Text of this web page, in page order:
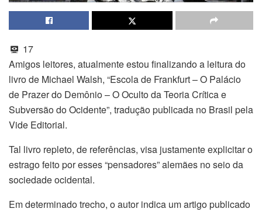
17
Amigos leitores, atualmente estou finalizando a leitura do
livro de Michael Walsh, “Escola de Frankfurt – O Palácio
de Prazer do Demônio – O Oculto da Teoria Crítica e
Subversão do Ocidente”, tradução publicada no Brasil pela
Vide Editorial.
Tal livro repleto, de referências, visa justamente explicitar o
estrago feito por esses “pensadores” alemães no seio da
sociedade ocidental.
Em determinado trecho, o autor indica um artigo publicado